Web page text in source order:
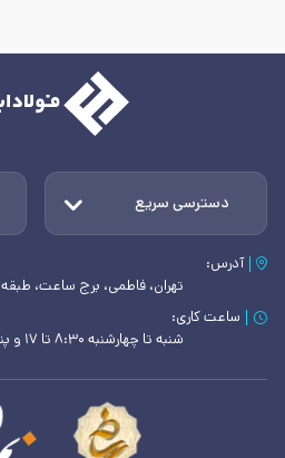
دسترسی سریع
آدرس:
تهران، فاطمی، برج ساعت، طبقه ۳، واحد ۳۱
ساعت کاری:
شنبه تا چهارشنبه ۸:۳۰ تا ۱۷ و پنج‌شنبه ۸:۳۰ تا ۱۳